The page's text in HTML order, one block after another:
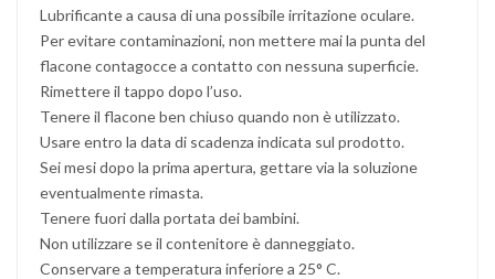
Lubrificante a causa di una possibile irritazione oculare.
Per evitare contaminazioni, non mettere mai la punta del
flacone contagocce a contatto con nessuna superficie.
Rimettere il tappo dopo l’uso.
Tenere il flacone ben chiuso quando non è utilizzato.
Usare entro la data di scadenza indicata sul prodotto.
Sei mesi dopo la prima apertura, gettare via la soluzione
eventualmente rimasta.
Tenere fuori dalla portata dei bambini.
Non utilizzare se il contenitore è danneggiato.
Conservare a temperatura inferiore a 25° C.